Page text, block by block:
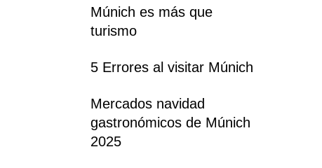
Múnich es más que
turismo
5 Errores al visitar Múnich
Mercados navidad
gastronómicos de Múnich
2025